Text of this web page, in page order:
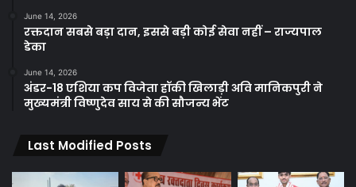
June 14, 2026
रक्तदान सबसे बड़ा दान, इससे बड़ी कोई सेवा नहीं – राज्यपाल
डेका
June 14, 2026
अंडर-18 एशिया कप विजेता हॉकी खिलाड़ी अवि मानिकपुरी ने
मुख्यमंत्री विष्णुदेव साय से की सौजन्य भेंट
Last Modified Posts